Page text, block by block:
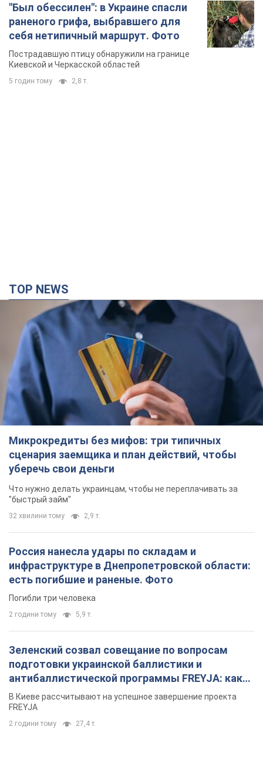
"Был обессилен": в Украине спасли
раненого грифа, выбравшего для
себя нетипичный маршрут. Фото
Пострадавшую птицу обнаружили на границе
Киевской и Черкасской областей
5 годин тому 2,8 т.
TOP NEWS
Микрокредиты без мифов: три типичных
сценария заемщика и план действий, чтобы
уберечь свои деньги
Что нужно делать украинцам, чтобы не переплачивать за
"быстрый займ"
32 хвилини тому 2,9 т.
Россия нанесла удары по складам и
инфраструктуре в Днепропетровской области:
есть погибшие и раненые. Фото
Погибли три человека
2 години тому 5,9 т.
Зеленский созвал совещание по вопросам
подготовки украинской баллистики и
антибаллистической программы FREYJA: какие
решения готовятся
В Киеве рассчитывают на успешное завершение проекта
FREYJA
2 години тому 27,4 т.